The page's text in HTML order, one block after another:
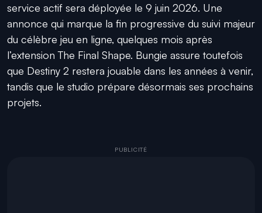
service actif sera déployée le 9 juin 2026. Une
annonce qui marque la fin progressive du suivi majeur
du célèbre jeu en ligne, quelques mois après
l’extension The Final Shape. Bungie assure toutefois
que Destiny 2 restera jouable dans les années à venir,
tandis que le studio prépare désormais ses prochains
projets.